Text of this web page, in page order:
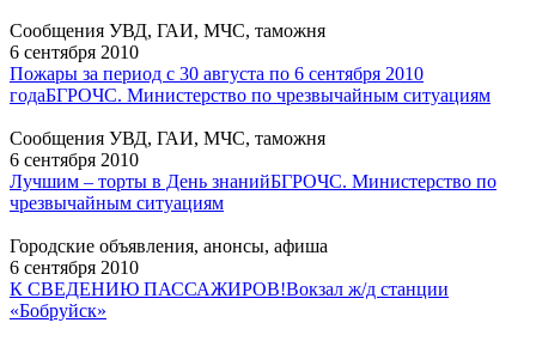
Сообщения УВД, ГАИ, МЧС, таможня
6 сентября 2010
Пожары за период с 30 августа по 6 сентября 2010
годаБГРОЧС. Министерство по чрезвычайным ситуациям
Сообщения УВД, ГАИ, МЧС, таможня
6 сентября 2010
Лучшим – торты в День знанийБГРОЧС. Министерство по
чрезвычайным ситуациям
Городские объявления, анонсы, афиша
6 сентября 2010
К СВЕДЕНИЮ ПАССАЖИРОВ!Вокзал ж/д станции
«Бобруйск»